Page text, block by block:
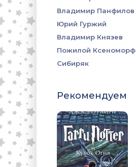
Владимир Панфилов
Юрий Гуржий
Владимир Князев
Пожилой Ксеноморф
Сибиряк
Рекомендуем